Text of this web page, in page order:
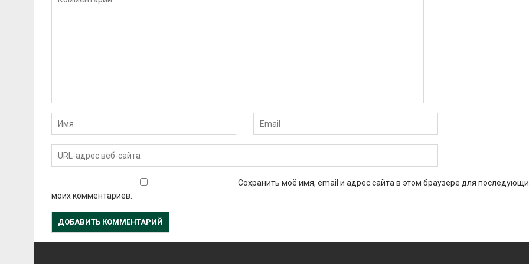
Сохранить моё имя, email и адрес сайта в этом браузере для
моих комментариев.